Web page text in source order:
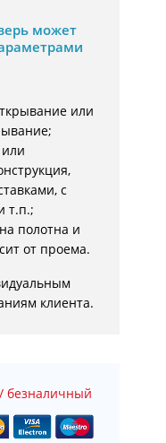
может
или
с
т.п.;
полотна и
от проема.
клиента.
безналичный